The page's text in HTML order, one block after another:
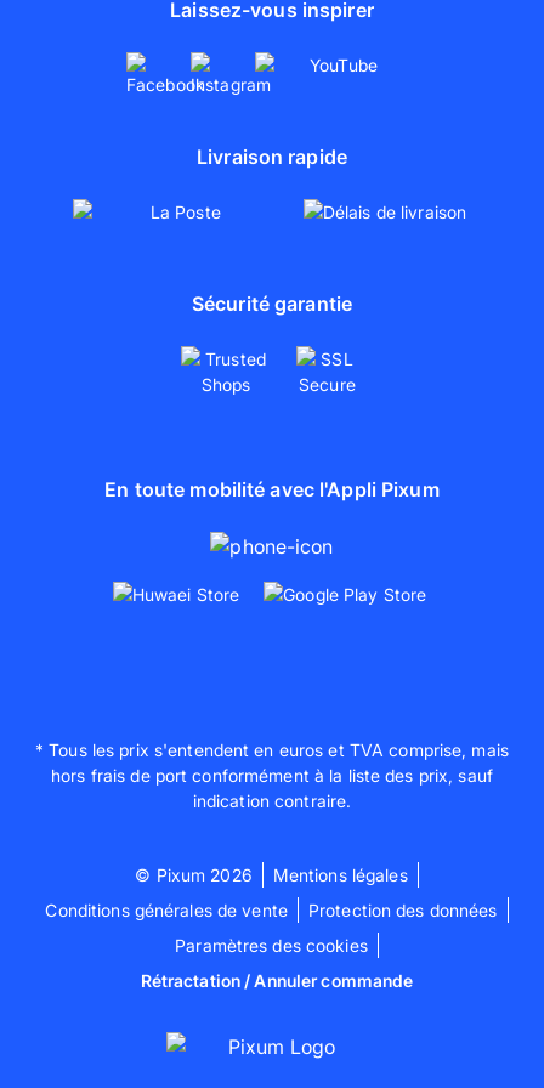
Laissez-vous inspirer
Livraison rapide
Sécurité garantie
En toute mobilité avec l'Appli Pixum
* Tous les prix s'entendent en euros et TVA comprise, mais
hors frais de port conformément à la liste des prix, sauf
indication contraire.
© Pixum 2026
Mentions légales
Conditions générales de vente
Protection des données
Paramètres des cookies
Rétractation / Annuler commande